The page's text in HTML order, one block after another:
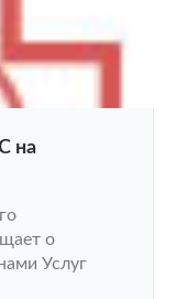
на
о
Услуг